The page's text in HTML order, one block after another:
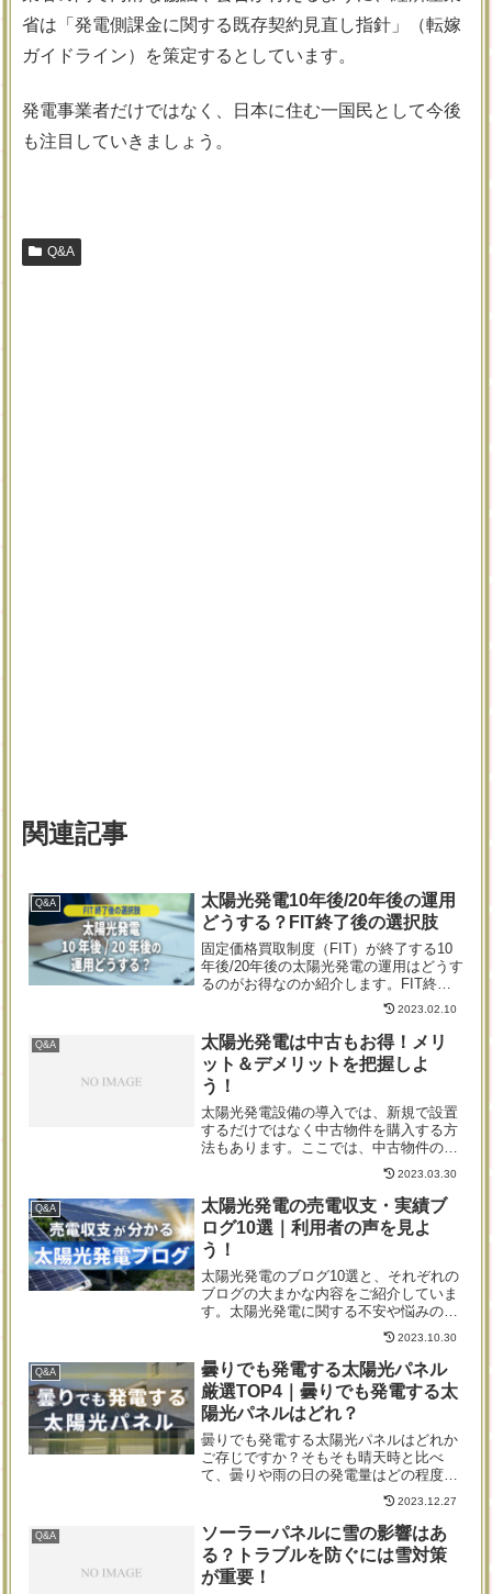
省は「発電側課金に関する既存契約見直し指針」（転嫁
ガイドライン）を策定するとしています。
発電事業者だけではなく、日本に住む一国民として今後
も注目していきましょう。
Q&A
関連記事
Q&A
太陽光発電10年後/20年後の運用
どうする？FIT終了後の選択肢
固定価格買取制度（FIT）が終了する10
年後/20年後の太陽光発電の運用はどうす
るのがお得なのか紹介します。FIT終了
後の選択肢はいくつかありますので、あ
なたに合うものを確認してみてくださ
い。卒FITに備え、損をしない選択肢を
知っておきましょう。
2023.02.10
Q&A
太陽光発電は中古もお得！メリ
ット＆デメリットを把握しよ
う！
太陽光発電設備の導入では、新規で設置
するだけではなく中古物件を購入する方
法もあります。ここでは、中古物件の太
陽光発電システムの購入におけるメリッ
ト・デメリット、注意点やおすすめ業者
について紹介していきます。
2023.03.30
Q&A
太陽光発電の売電収支・実績ブ
ログ10選｜利用者の声を見よ
う！
太陽光発電のブログ10選と、それぞれの
ブログの大まかな内容をご紹介していま
す。太陽光発電に関する不安や悩みの解
消方法として、太陽光発電を設置してい
る人のブログを読むのがおすすめの理由
やメリットも併せて解説しています。
2023.10.30
Q&A
曇りでも発電する太陽光パネル
厳選TOP4｜曇りでも発電する太
陽光パネルはどれ？
曇りでも発電する太陽光パネルはどれか
ご存じですか？そもそも晴天時と比べ
て、曇りや雨の日の発電量はどの程度な
のでしょうか？発電量を比較し、メーカ
ーごとの太陽光パネルについて解説して
います。これから太陽光発電システムの
導入を検討している人は、本記事を参考
に「曇天時でも発電効率の良いパネル」
を探し当ててください。
2023.12.27
Q&A
ソーラーパネルに雪の影響はあ
る？トラブルを防ぐには雪対策
が重要！